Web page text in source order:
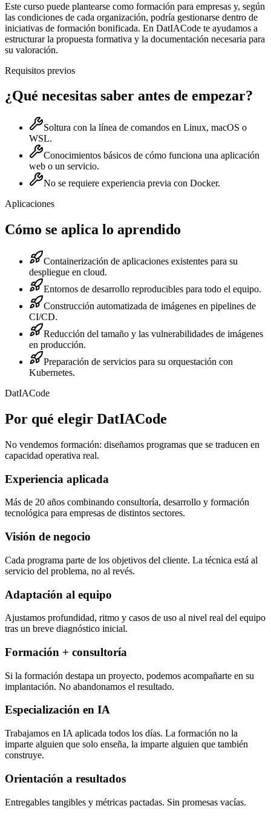
Este curso puede plantearse como formación para empresas y, según
las condiciones de cada organización, podría gestionarse dentro de
iniciativas de formación bonificada. En DatIACode te ayudamos a
estructurar la propuesta formativa y la documentación necesaria para
su valoración.
Requisitos previos
¿Qué necesitas saber antes de empezar?
Soltura con la línea de comandos en Linux, macOS o
WSL.
Conocimientos básicos de cómo funciona una aplicación
web o un servicio.
No se requiere experiencia previa con Docker.
Aplicaciones
Cómo se aplica lo aprendido
Containerización de aplicaciones existentes para su
despliegue en cloud.
Entornos de desarrollo reproducibles para todo el equipo.
Construcción automatizada de imágenes en pipelines de
CI/CD.
Reducción del tamaño y las vulnerabilidades de imágenes
en producción.
Preparación de servicios para su orquestación con
Kubernetes.
DatIACode
Por qué elegir DatIACode
No vendemos formación: diseñamos programas que se traducen en
capacidad operativa real.
Experiencia aplicada
Más de 20 años combinando consultoría, desarrollo y formación
tecnológica para empresas de distintos sectores.
Visión de negocio
Cada programa parte de los objetivos del cliente. La técnica está al
servicio del problema, no al revés.
Adaptación al equipo
Ajustamos profundidad, ritmo y casos de uso al nivel real del equipo
tras un breve diagnóstico inicial.
Formación + consultoría
Si la formación destapa un proyecto, podemos acompañarte en su
implantación. No abandonamos el resultado.
Especialización en IA
Trabajamos en IA aplicada todos los días. La formación no la
imparte alguien que solo enseña, la imparte alguien que también
construye.
Orientación a resultados
Entregables tangibles y métricas pactadas. Sin promesas vacías.